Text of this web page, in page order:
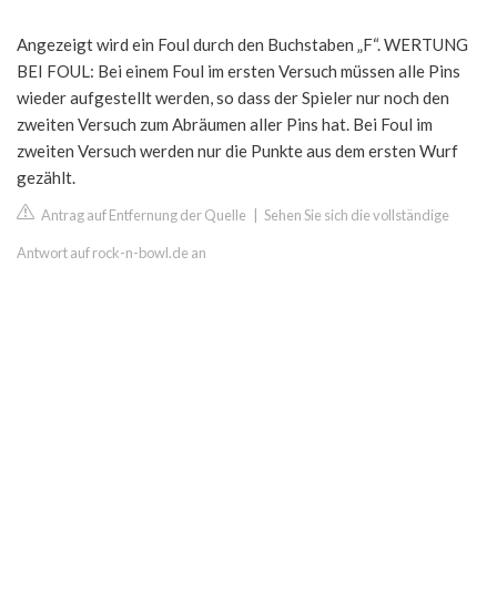
Angezeigt wird ein Foul durch den Buchstaben „F“. WERTUNG
BEI FOUL: Bei einem Foul im ersten Versuch müssen alle Pins
wieder aufgestellt werden, so dass der Spieler nur noch den
zweiten Versuch zum Abräumen aller Pins hat. Bei Foul im
zweiten Versuch werden nur die Punkte aus dem ersten Wurf
gezählt.
Antrag auf Entfernung der Quelle Sehen Sie sich die vollständige
Antwort auf rock-n-bowl.de an